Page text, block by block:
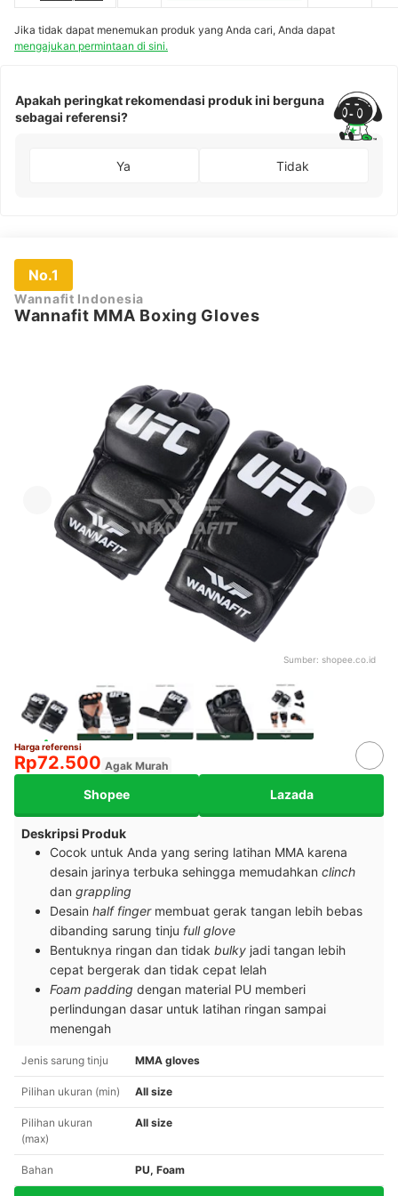
350 Pro Training
gloves
Jika tidak dapat menemukan produk yang Anda cari, Anda dapat
mengajukan permintaan di sini.
Apakah peringkat rekomendasi produk ini berguna
sebagai referensi?
Ya Tidak
No.1
Wannafit Indonesia
Wannafit MMA Boxing Gloves
Sumber: shopee.co.id
Harga referensi
Rp72.500 Agak Murah
Shopee Lazada
Deskripsi Produk
Cocok untuk Anda yang sering latihan MMA karena
desain jarinya terbuka sehingga memudahkan clinch
dan grappling
Desain half fingermembuat gerak tangan lebih bebas
dibanding sarung tinju full glove
Bentuknya ringan dan tidak bulky jadi tangan lebih
cepat bergerak dan tidak cepat lelah
Foam padding dengan material PU memberi
perlindungan dasar untuk latihan ringan sampai
menengah
Jenis sarung tinju MMA gloves
Pilihan ukuran (min) All size
Pilihan ukuran
(max)
All size
Bahan PU, Foam